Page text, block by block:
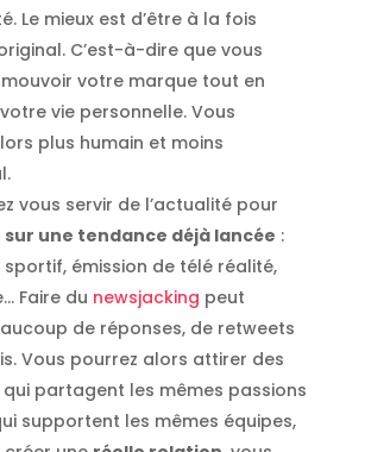
Le mieux est d’être à la fois
C’est-à-dire que vous
votre marque tout en
vie personnelle. Vous
plus humain et moins
vous servir de l’actualité pour
une tendance déjà lancée :
sportif, émission de télé réalité,
Faire du newsjacking peut
de réponses, de retweets
Vous pourrez alors attirer des
partagent les mêmes passions
supportent les mêmes équipes,